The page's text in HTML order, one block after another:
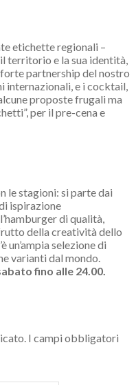
etichette regionali –
territorio e la sua identità,
partnership del nostro
internazionali, e i cocktail,
proposte frugali ma
per il pre-cena e
le stagioni: si parte dai
ispirazione
di qualità,
della creatività dello
un’ampia selezione di
varianti dal mondo.
fino alle 24.00.
I campi obbligatori